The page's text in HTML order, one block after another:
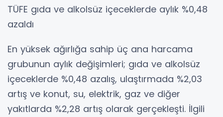
TÜFE gıda ve alkolsüz içeceklerde aylık %0,48
azaldı
En yüksek ağırlığa sahip üç ana harcama
grubunun aylık değişimleri; gıda ve alkolsüz
içeceklerde %0,48 azalış, ulaştırmada %2,03
artış ve konut, su, elektrik, gaz ve diğer
yakıtlarda %2,28 artış olarak gerçekleşti. İlgili